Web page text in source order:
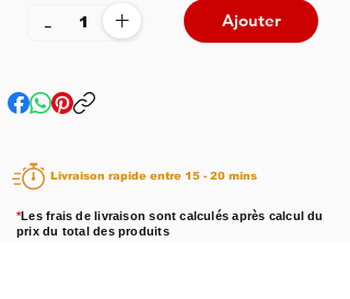
+
- Ajouter
Livraison rapide entre 15 - 20 mins
*Les frais de livraison sont calculés après calcul du
prix du total des produits